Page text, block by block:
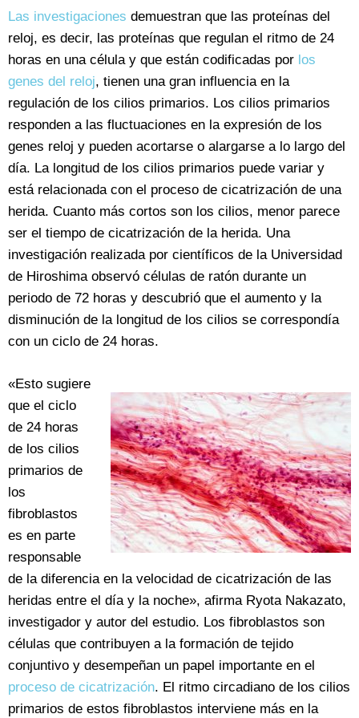
Las investigaciones demuestran que las proteínas del
reloj, es decir, las proteínas que regulan el ritmo de 24
horas en una célula y que están codificadas por los
genes del reloj, tienen una gran influencia en la
regulación de los cilios primarios. Los cilios primarios
responden a las fluctuaciones en la expresión de los
genes reloj y pueden acortarse o alargarse a lo largo del
día. La longitud de los cilios primarios puede variar y
está relacionada con el proceso de cicatrización de una
herida. Cuanto más cortos son los cilios, menor parece
ser el tiempo de cicatrización de la herida. Una
investigación realizada por científicos de la Universidad
de Hiroshima observó células de ratón durante un
periodo de 72 horas y descubrió que el aumento y la
disminución de la longitud de los cilios se correspondía
con un ciclo de 24 horas.
«Esto sugiere
que el ciclo
de 24 horas
de los cilios
primarios de
los
fibroblastos
es en parte
responsable
de la diferencia en la velocidad de cicatrización de las
heridas entre el día y la noche», afirma Ryota Nakazato,
investigador y autor del estudio. Los fibroblastos son
células que contribuyen a la formación de tejido
conjuntivo y desempeñan un papel importante en el
proceso de cicatrización. El ritmo circadiano de los cilios
primarios de estos fibroblastos interviene más en la